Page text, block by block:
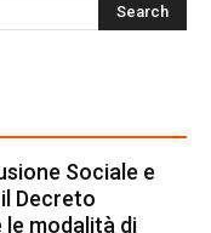
Sociale e
Decreto
modalità di